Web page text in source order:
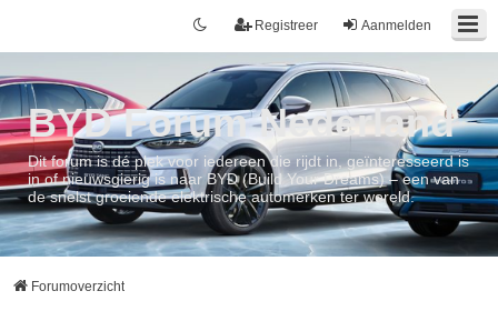
Aanmelden
Registreer
BYD Forum Nederland
Dit forum is dé plek voor iedereen die rijdt in, geïnteresseerd is
in of nieuwsgierig is naar BYD (Build Your Dreams) – een van
de snelst groeiende elektrische automerken ter wereld.
Forumoverzicht